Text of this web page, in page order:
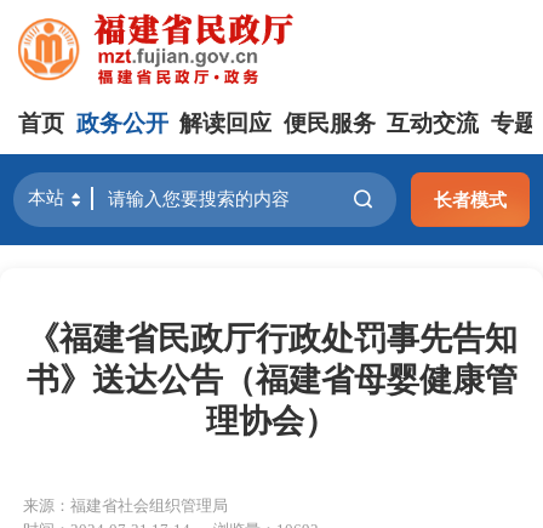
首页 政务公开 解读回应 便民服务 互动交流 专题
长者模式
《福建省民政厅行政处罚事先告知
书》送达公告（福建省母婴健康管
理协会）
来源：福建省社会组织管理局